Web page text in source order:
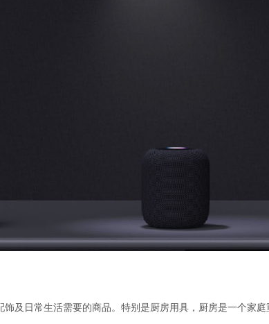
及日常生活需要的商品。特别是厨房用具，厨房是一个家